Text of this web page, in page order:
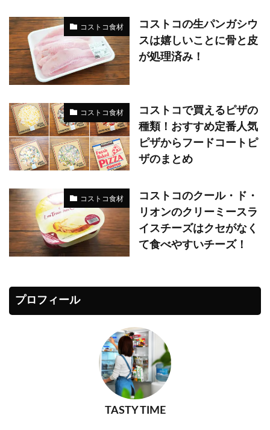
コストコ食材
コストコの生パンガシウ
スは嬉しいことに骨と皮
が処理済み！
コストコ食材
コストコで買えるピザの
種類！おすすめ定番人気
ピザからフードコートピ
ザのまとめ
コストコ食材
コストコのクール・ド・
リオンのクリーミースラ
イスチーズはクセがなく
て食べやすいチーズ！
プロフィール
TASTY TIME